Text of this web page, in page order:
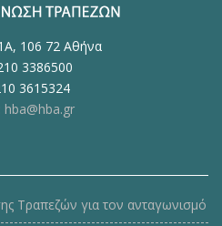
106 72 Αθήνα
3386500
3615324
hba@hba.gr
Τραπεζών για τον ανταγωνισμό